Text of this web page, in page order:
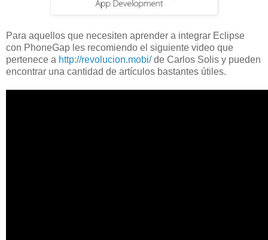
Para aquellos que necesiten aprender a integrar Eclipse
con PhoneGap les recomiendo el siguiente video que
pertenece a http://revolucion.mobi/de Carlos Solis y pueden
encontrar una cantidad de artículos bastantes útiles.